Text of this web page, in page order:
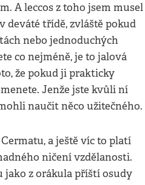
A leccos z toho jsem musel
deváté třídě, zvláště pokud
nebo jednoduchých
co nejméně, je to jalová
že pokud ji prakticky
Jenže jste kvůli ní
naučit něco užitečného.
a ještě víc to platí
ničení vzdělanosti.
jako z orákula příští osudy